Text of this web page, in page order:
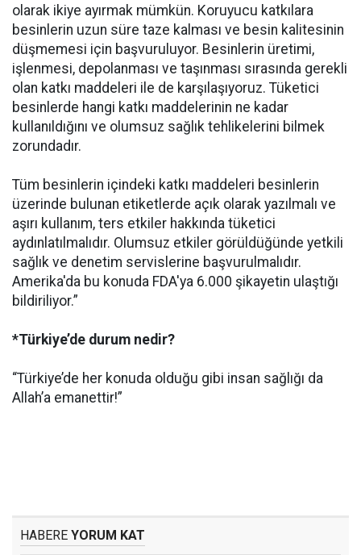
olarak ikiye ayırmak mümkün. Koruyucu katkılara
besinlerin uzun süre taze kalması ve besin kalitesinin
düşmemesi için başvuruluyor. Besinlerin üretimi,
işlenmesi, depolanması ve taşınması sırasında gerekli
olan katkı maddeleri ile de karşılaşıyoruz. Tüketici
besinlerde hangi katkı maddelerinin ne kadar
kullanıldığını ve olumsuz sağlık tehlikelerini bilmek
zorundadır.
Tüm besinlerin içindeki katkı maddeleri besinlerin
üzerinde bulunan etiketlerde açık olarak yazılmalı ve
aşırı kullanım, ters etkiler hakkında tüketici
aydınlatılmalıdır. Olumsuz etkiler görüldüğünde yetkili
sağlık ve denetim servislerine başvurulmalıdır.
Amerika'da bu konuda FDA'ya 6.000 şikayetin ulaştığı
bildiriliyor.”
*Türkiye’de durum nedir?
“Türkiye’de her konuda olduğu gibi insan sağlığı da
Allah’a emanettir!”
HABERE YORUM KAT